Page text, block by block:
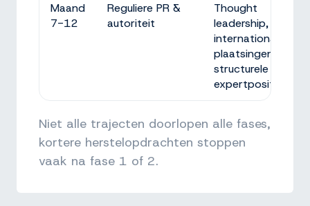
Maand
7-12
Reguliere PR &
autoriteit
Thought
leadership,
internationale
plaatsingen,
structurele
expertpositie
Niet alle trajecten doorlopen alle fases,
kortere herstelopdrachten stoppen
vaak na fase 1 of 2.